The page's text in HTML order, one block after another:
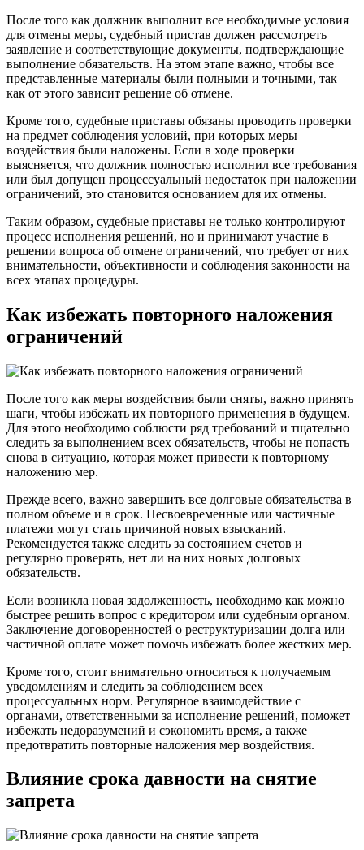
После того как должник выполнит все необходимые условия
для отмены меры, судебный пристав должен рассмотреть
заявление и соответствующие документы, подтверждающие
выполнение обязательств. На этом этапе важно, чтобы все
представленные материалы были полными и точными, так
как от этого зависит решение об отмене.
Кроме того, судебные приставы обязаны проводить проверки
на предмет соблюдения условий, при которых меры
воздействия были наложены. Если в ходе проверки
выясняется, что должник полностью исполнил все требования
или был допущен процессуальный недостаток при наложении
ограничений, это становится основанием для их отмены.
Таким образом, судебные приставы не только контролируют
процесс исполнения решений, но и принимают участие в
решении вопроса об отмене ограничений, что требует от них
внимательности, объективности и соблюдения законности на
всех этапах процедуры.
Как избежать повторного наложения
ограничений
После того как меры воздействия были сняты, важно принять
шаги, чтобы избежать их повторного применения в будущем.
Для этого необходимо соблюсти ряд требований и тщательно
следить за выполнением всех обязательств, чтобы не попасть
снова в ситуацию, которая может привести к повторному
наложению мер.
Прежде всего, важно завершить все долговые обязательства в
полном объеме и в срок. Несвоевременные или частичные
платежи могут стать причиной новых взысканий.
Рекомендуется также следить за состоянием счетов и
регулярно проверять, нет ли на них новых долговых
обязательств.
Если возникла новая задолженность, необходимо как можно
быстрее решить вопрос с кредитором или судебным органом.
Заключение договоренностей о реструктуризации долга или
частичной оплате может помочь избежать более жестких мер.
Кроме того, стоит внимательно относиться к получаемым
уведомлениям и следить за соблюдением всех
процессуальных норм. Регулярное взаимодействие с
органами, ответственными за исполнение решений, поможет
избежать недоразумений и сэкономить время, а также
предотвратить повторные наложения мер воздействия.
Влияние срока давности на снятие
запрета